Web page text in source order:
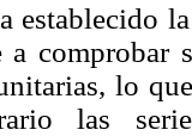
establecido
a
lo
las